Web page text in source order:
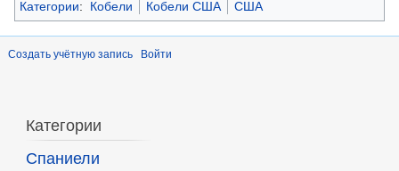
Категории: Кобели Кобели США США
Создать учётную запись Войти
Категории
Спаниели